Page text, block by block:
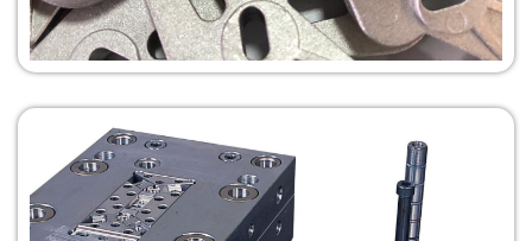
Inyección en
Zamak
Información